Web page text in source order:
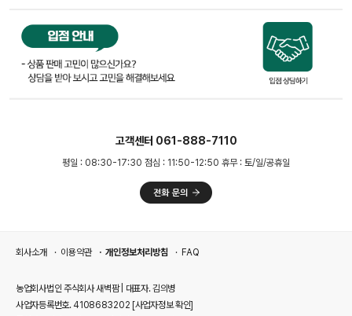
늘려주세요!!!!
사할뿐입니다. 많이 소문내고 있어
고객센터 061-888-7110
평일 : 08:30-17:30 점심 : 11:50-12:50 휴무 : 토/일/공휴일
회사소개 이용약관 개인정보처리방침 FAQ
농업회사법인 주식회사 새벽팜 | 대표자. 김의병
사업자등록번호. 4108683202 [사업자정보 확인]